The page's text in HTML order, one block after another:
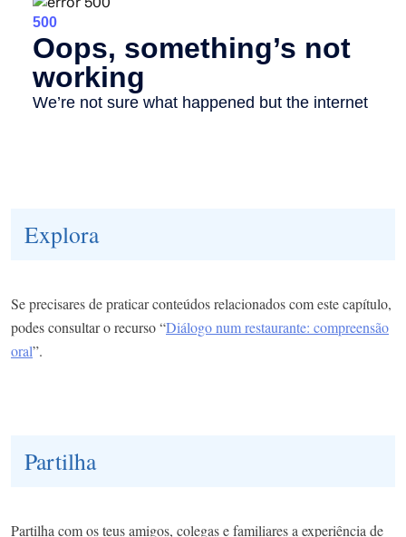
Explora
Se precisares de praticar conteúdos relacionados com este capítulo,
podes consultar o recurso “Diálogo num restaurante: compreensão
oral”.
Partilha
Partilha com os teus amigos, colegas e familiares a experiência de